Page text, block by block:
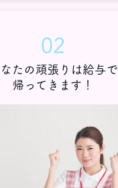
02
たの頑張りは給与で
帰ってきます！